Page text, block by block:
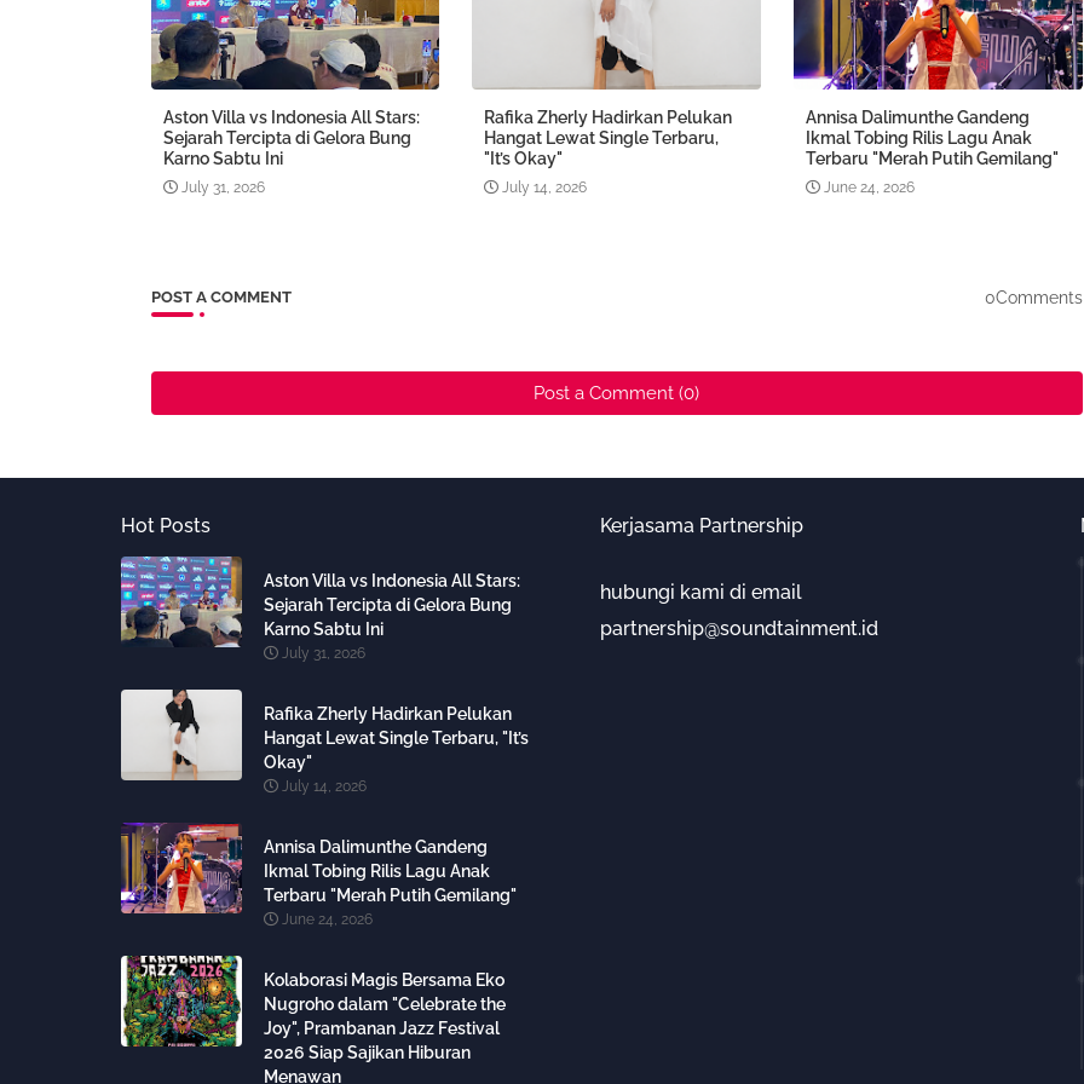
Aston Villa vs Indonesia All Stars:
Sejarah Tercipta di Gelora Bung
Karno Sabtu Ini
July 31, 2026
Rafika Zherly Hadirkan Pelukan
Hangat Lewat Single Terbaru,
"It’s Okay"
July 14, 2026
Annisa Dalimunthe Gandeng
Ikmal Tobing Rilis Lagu Anak
Terbaru "Merah Putih Gemilang"
June 24, 2026
POST A COMMENT 0Comments
Post a Comment (0)
Hot Posts
Aston Villa vs Indonesia All Stars:
Sejarah Tercipta di Gelora Bung
Karno Sabtu Ini
July 31, 2026
Rafika Zherly Hadirkan Pelukan
Hangat Lewat Single Terbaru, "It’s
Okay"
July 14, 2026
Annisa Dalimunthe Gandeng
Ikmal Tobing Rilis Lagu Anak
Terbaru "Merah Putih Gemilang"
June 24, 2026
Kolaborasi Magis Bersama Eko
Nugroho dalam "Celebrate the
Joy", Prambanan Jazz Festival
2026 Siap Sajikan Hiburan
Menawan
Kerjasama Partnership
hubungi kami di email
partnership@soundtainment.id